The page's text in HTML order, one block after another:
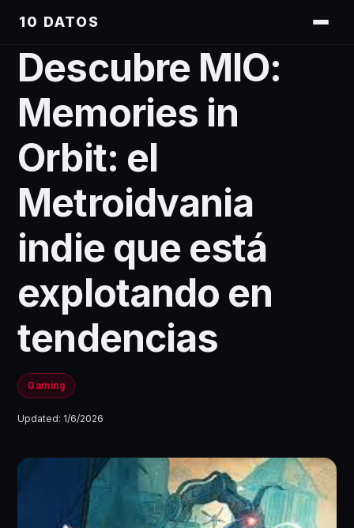
10 DATOS
Descubre MIO:
Memories in
Orbit: el
Metroidvania
indie que está
explotando en
tendencias
Gaming
Updated: 1/6/2026